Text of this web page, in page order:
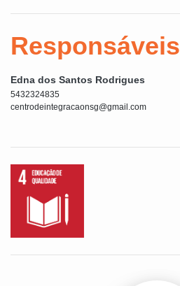
Responsáveis
Edna dos Santos Rodrigues
5432324835
centrodeintegracaonsg@gmail.com